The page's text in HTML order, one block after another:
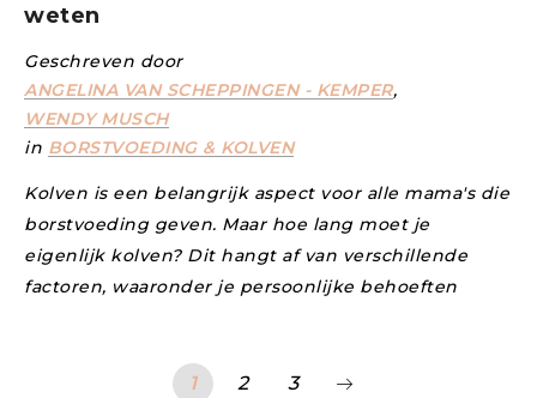
weten
Geschreven door
ANGELINA VAN SCHEPPINGEN - KEMPER,
WENDY MUSCH
in BORSTVOEDING & KOLVEN
Kolven is een belangrijk aspect voor alle mama's die
borstvoeding geven. Maar hoe lang moet je
eigenlijk kolven? Dit hangt af van verschillende
factoren, waaronder je persoonlijke behoeften
1 2 3